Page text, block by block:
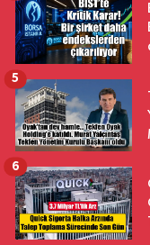
5
6